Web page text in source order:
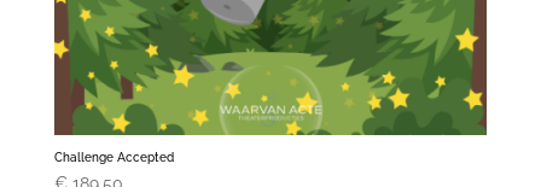
Challenge Accepted